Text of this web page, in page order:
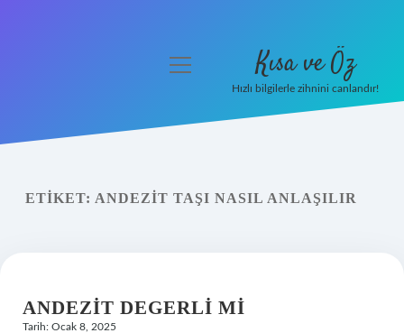
Yasal Uyarı
menüyü
Kısa ve Öz
Hızlı bilgilerle zihnini canlandır!
ETIKET: ANDEZIT TAŞI NASIL ANLAŞILIR
ANDEZIT DEGERLI MI
Tarih: Ocak 8, 2025